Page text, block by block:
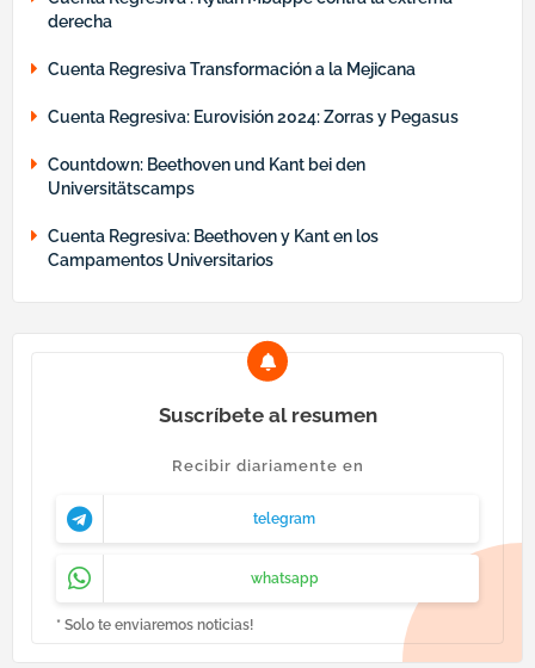
derecha
Cuenta Regresiva Transformación a la Mejicana
Cuenta Regresiva: Eurovisión 2024: Zorras y Pegasus
Countdown: Beethoven und Kant bei den
Universitätscamps
Cuenta Regresiva: Beethoven y Kant en los
Campamentos Universitarios
Suscríbete al resumen
Recibir diariamente en
telegram
whatsapp
* Solo te enviaremos noticias!